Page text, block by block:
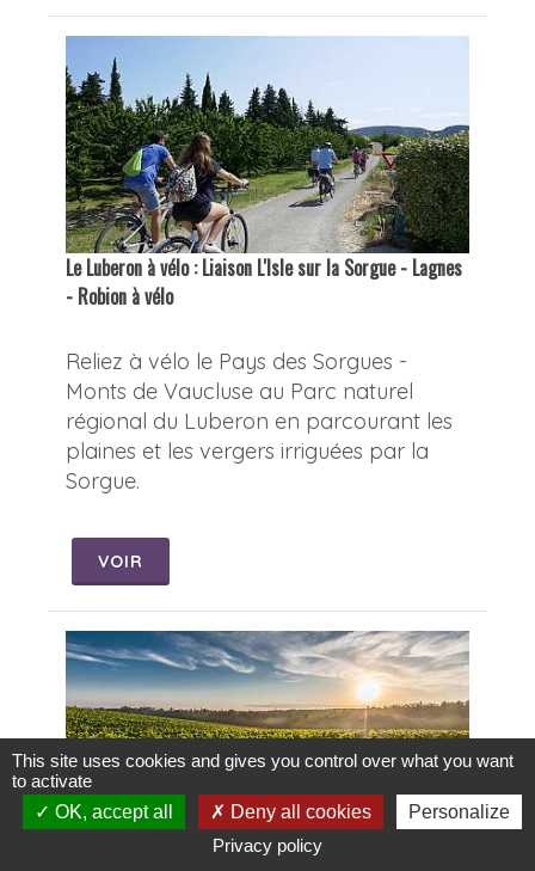
Le Luberon à vélo : Liaison L'Isle sur la Sorgue - Lagnes
- Robion à vélo
Reliez à vélo le Pays des Sorgues -
Monts de Vaucluse au Parc naturel
régional du Luberon en parcourant les
plaines et les vergers irriguées par la
Sorgue.
VOIR
Parcours vélo Luberon n°2 : Cavaillon - Gordes -
This site uses cookies and gives you control over what you want
to activate
OK, accept all
Deny all cookies
Personalize
Privacy policy